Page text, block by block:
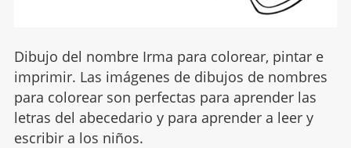
Dibujo del nombre Irma para colorear, pintar e
imprimir. Las imágenes de dibujos de nombres
para colorear son perfectas para aprender las
letras del abecedario y para aprender a leer y
escribir a los niños.